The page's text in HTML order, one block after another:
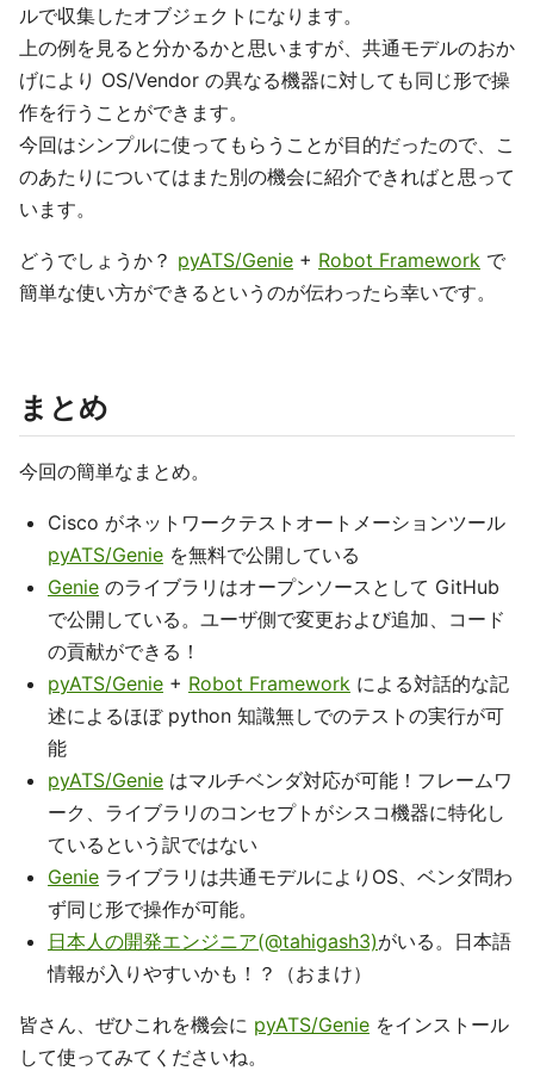
ルで収集したオブジェクトになります。
上の例を見ると分かるかと思いますが、共通モデルのおか
げにより OS/Vendor の異なる機器に対しても同じ形で操
作を行うことができます。
今回はシンプルに使ってもらうことが目的だったので、こ
のあたりについてはまた別の機会に紹介できればと思って
います。
どうでしょうか？ pyATS/Genie + Robot Framework で
簡単な使い方ができるというのが伝わったら幸いです。
まとめ
今回の簡単なまとめ。
Cisco がネットワークテストオートメーションツール
pyATS/Genie を無料で公開している
Genie のライブラリはオープンソースとして GitHub
で公開している。ユーザ側で変更および追加、コード
の貢献ができる！
pyATS/Genie + Robot Framework による対話的な記
述によるほぼ python 知識無しでのテストの実行が可
能
pyATS/Genie はマルチベンダ対応が可能！フレームワ
ーク、ライブラリのコンセプトがシスコ機器に特化し
ているという訳ではない
Genie ライブラリは共通モデルによりOS、ベンダ問わ
ず同じ形で操作が可能。
日本人の開発エンジニア(@tahigash3)がいる。日本語
情報が入りやすいかも！？（おまけ）
皆さん、ぜひこれを機会に pyATS/Genie をインストール
して使ってみてくださいね。